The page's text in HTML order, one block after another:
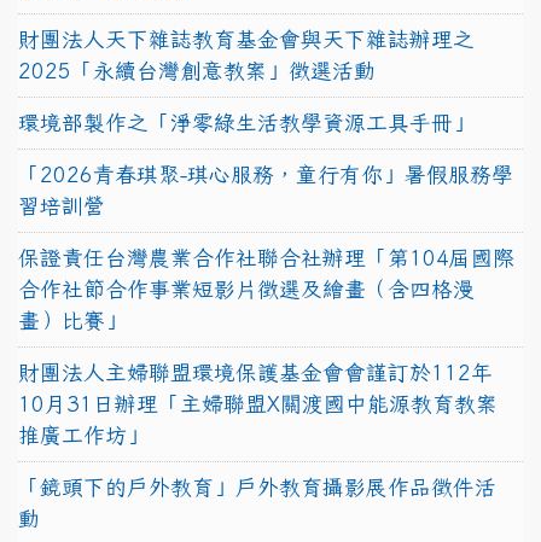
財團法人天下雜誌教育基金會與天下雜誌辦理之
2025「永續台灣創意教案」徵選活動
環境部製作之「淨零綠生活教學資源工具手冊」
「2026青春琪聚-琪心服務，童行有你」暑假服務學
習培訓營
保證責任台灣農業合作社聯合社辦理「第104屆國際
合作社節合作事業短影片徵選及繪畫（含四格漫
畫）比賽」
財團法人主婦聯盟環境保護基金會會謹訂於112年
10月31日辦理「主婦聯盟X關渡國中能源教育教案
推廣工作坊」
「鏡頭下的戶外教育」戶外教育攝影展作品徵件活
動